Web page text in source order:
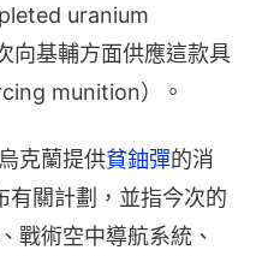
uranium
向基輔方面供應這款具
munition）。
克蘭提供貧鈾彈的消
有關計劃，並指今次的
戰術空中導航系統、